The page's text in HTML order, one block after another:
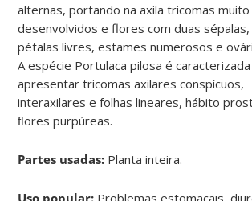
alternas, portando na axila tricomas muito
desenvolvidos e flores com duas
pétalas livres, estames numerosos e
A espécie Portulaca pilosa é
apresentar tricomas axilares conspícuos,
interaxilares e folhas lineares, hábito
ﬂores purpúreas.
Partes usadas: Planta inteira.
Uso popular: Problemas estomacais,